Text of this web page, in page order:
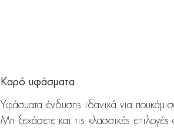
Καρό υφάσματα
Υφάσματα ένδυσης ιδανικά για
Μη ξεχάσετε και τις κλασσικές επιλογές